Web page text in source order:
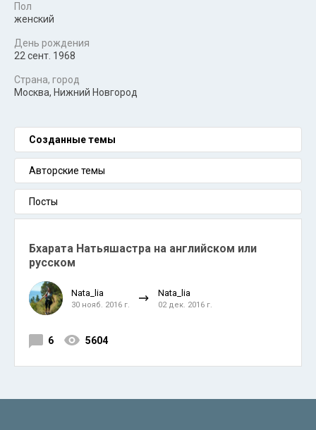
Пол
женский
День рождения
22 сент. 1968
Страна, город
Москва, Нижний Новгород
Созданные темы
Авторские темы
Посты
Бхарата Натьяшастра на английском или
русском
Nata_lia
30 нояб. 2016 г.
Nata_lia
02 дек. 2016 г.
6 5604